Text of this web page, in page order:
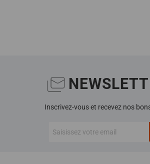
Inscrivez-vous et recevez nos